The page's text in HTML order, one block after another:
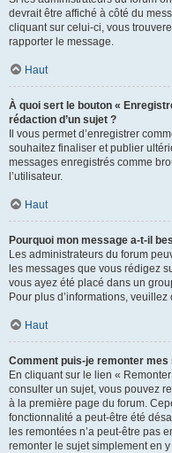
devrait être affiché à côté du
cliquant sur celui-ci, vous
rapporter le message.
Haut
À quoi sert le bouton «
rédaction d’un sujet ?
Il vous permet d’enregistrer
souhaitez finaliser et publier
messages enregistrés comme
l’utilisateur.
Haut
Pourquoi mon message a-t-il
Les administrateurs du forum
les messages que vous rédigez
vous ayez été placé dans un
Pour plus d’informations,
Haut
Comment puis-je remonter mes
En cliquant sur le lien «
consulter un sujet, vous pouvez
à la première page du forum.
fonctionnalité a peut-être été
les remontées n’a peut-être pas
remonter le sujet simplement en